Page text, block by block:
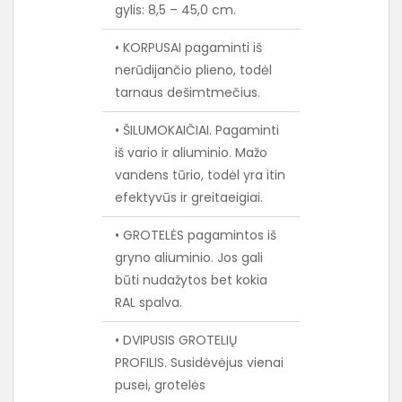
gylis: 8,5 – 45,0 cm.
• KORPUSAI pagaminti iš
nerūdijančio plieno, todėl
tarnaus dešimtmečius.
• ŠILUMOKAIČIAI. Pagaminti
iš vario ir aliuminio. Mažo
vandens tūrio, todėl yra itin
efektyvūs ir greitaeigiai.
• GROTELĖS pagamintos iš
gryno aliuminio. Jos gali
būti nudažytos bet kokia
RAL spalva.
• DVIPUSIS GROTELIŲ
PROFILIS. Susidėvėjus vienai
pusei, grotelės